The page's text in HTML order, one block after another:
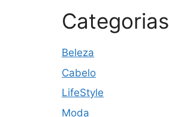
Categorias
Beleza
Cabelo
LifeStyle
Moda